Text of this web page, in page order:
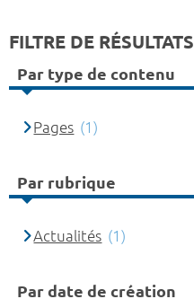
FILTRE DE RÉSULTATS
Par type de contenu
Pages (1)
Par rubrique
Actualités (1)
Par date de création